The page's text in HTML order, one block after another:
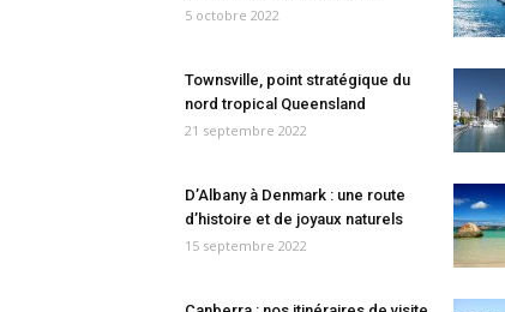
5 octobre 2022
Townsville, point stratégique du
nord tropical Queensland
21 septembre 2022
D’Albany à Denmark : une route
d’histoire et de joyaux naturels
15 septembre 2022